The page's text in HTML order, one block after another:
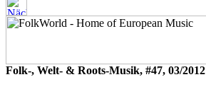
Folk-, Welt- & Roots-Musik, #47, 03/2012